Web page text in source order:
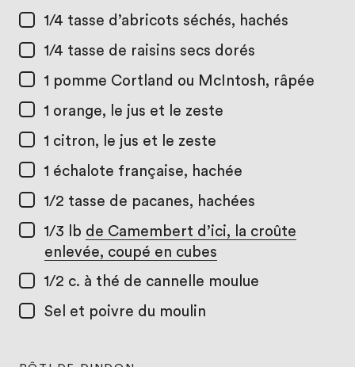
1/4 tasse d’abricots séchés, hachés
1/4 tasse de raisins secs dorés
1 pomme Cortland ou McIntosh, râpée
1 orange, le jus et le zeste
1 citron, le jus et le zeste
1 échalote française, hachée
1/2 tasse de pacanes, hachées
1/3 lb de Camembert d’ici, la croûte
enlevée, coupé en cubes
1/2 c. à thé de cannelle moulue
Sel et poivre du moulin